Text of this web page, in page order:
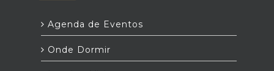
Agenda de Eventos
Onde Dormir